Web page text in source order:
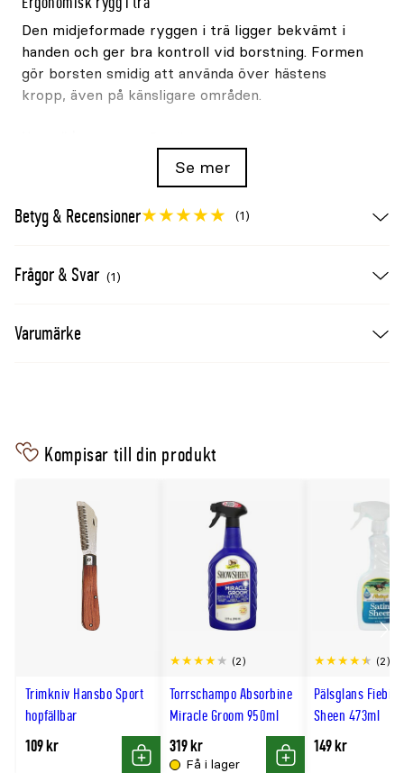
Den midjeformade ryggen i trä ligger bekvämt i
handen och ger bra kontroll vid borstning. Formen
gör borsten smidig att använda över hästens
kropp, även på känsligare områden.
Hästviska
Lövträ
Borstmaterial
100% äkta tagel
Form
Se mer
Betyg & Recensioner (1)
Frågor & Svar (1)
Varumärke
Kompisar till din produkt
till
Trimkniv Hansbo Sport
hopfällbar
109 kr
Köp
Torrschampo Absorbine
Miracle Groom 950ml
(2)
Få i lager
319 kr
Köp
Pälsglans
Sheen 473ml
(2)
149 kr